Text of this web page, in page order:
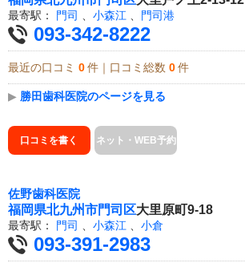
最寄駅： 門司 、 小森江 、 門司港
093-342-8222
最近の口コミ 0 件｜口コミ総数 0 件
▶ 勝田歯科医院のページを見る
口コミを書く ネット・WEB予約
佐野歯科医院
福岡県北九州市門司区大里原町9-18
最寄駅： 門司 小森江 小倉
093-391-2983